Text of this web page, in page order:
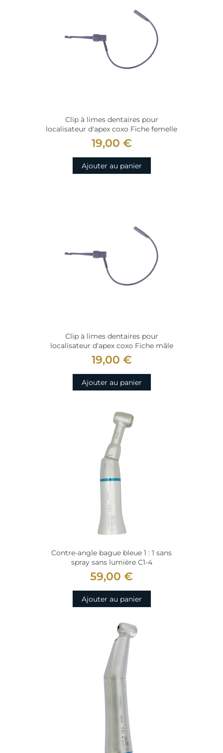
Clip à limes dentaires pour
localisateur d'apex coxo Fiche femelle
19,00 €
Ajouter au panier
Clip à limes dentaires pour
localisateur d'apex coxo Fiche mâle
19,00 €
Ajouter au panier
Contre-angle bague bleue 1 : 1 sans
spray sans lumière C1-4
59,00 €
Ajouter au panier